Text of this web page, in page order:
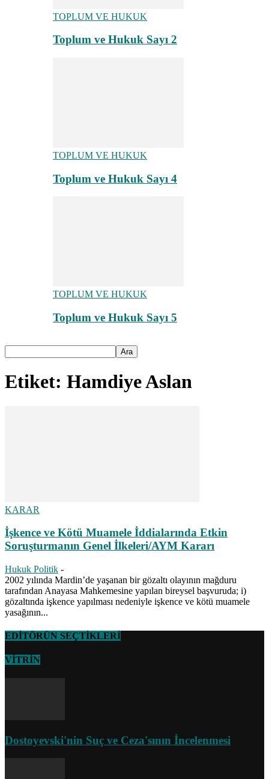
TOPLUM VE HUKUK
Toplum ve Hukuk Sayı 2
TOPLUM VE HUKUK
Toplum ve Hukuk Sayı 4
TOPLUM VE HUKUK
Toplum ve Hukuk Sayı 5
Etiket: Hamdiye Aslan
KARAR
İşkence ve Kötü Muamele İddialarında Etkin
Soruşturmanın Genel İlkeleri/AYM Kararı
Hukuk Politik -
2002 yılında Mardin’de yaşanan bir gözaltı olayının mağduru
tarafından Anayasa Mahkemesine yapılan bireysel başvuruda; i)
gözaltında işkence yapılması nedeniyle işkence ve kötü muamele
yasağının...
EDİTÖRÜN SEÇTİKLERİ
VİTRİN
Dostoyevski'nin Suç ve Ceza'sının İncelenmesi